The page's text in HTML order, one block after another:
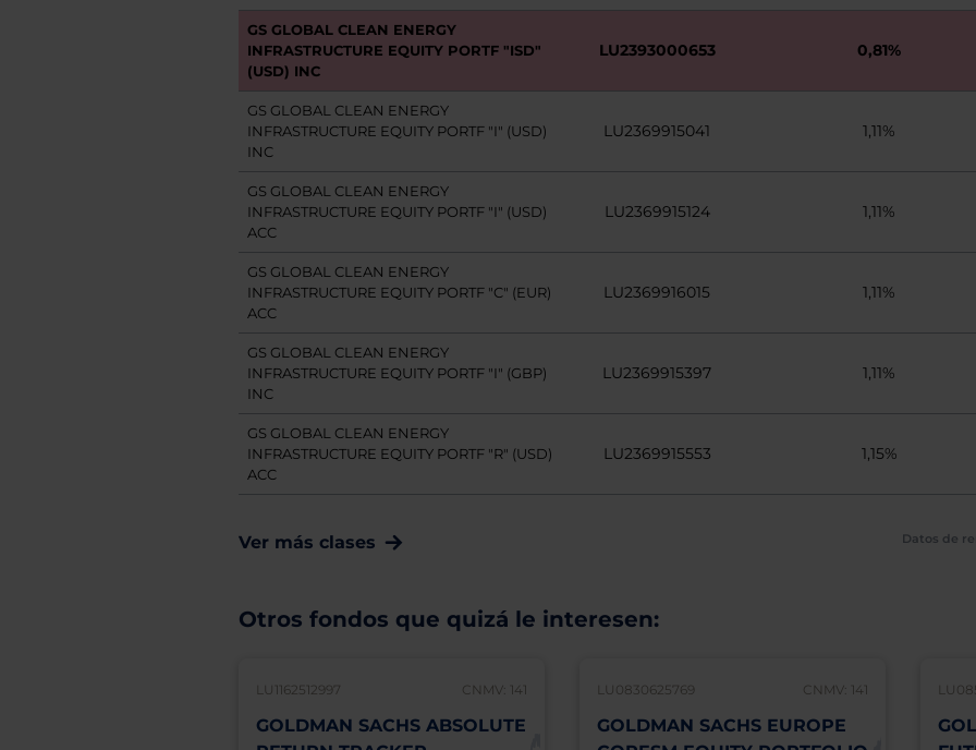
GS GLOBAL CLEAN ENERGY
INFRASTRUCTURE EQUITY PORTF "ISD"
(USD) INC
LU2393000653 0,81%
GS GLOBAL CLEAN ENERGY
INFRASTRUCTURE EQUITY PORTF "I" (USD)
INC
LU2369915041 1,11%
GS GLOBAL CLEAN ENERGY
INFRASTRUCTURE EQUITY PORTF "I" (USD)
ACC
LU2369915124 1,11%
GS GLOBAL CLEAN ENERGY
INFRASTRUCTURE EQUITY PORTF "C" (EUR)
ACC
LU2369916015 1,11%
GS GLOBAL CLEAN ENERGY
INFRASTRUCTURE EQUITY PORTF "I" (GBP)
INC
LU2369915397 1,11%
GS GLOBAL CLEAN ENERGY
INFRASTRUCTURE EQUITY PORTF "R" (USD)
ACC
LU2369915553 1,15%
Ver más clases Datos de
Otros fondos que quizá le interesen:
LU1162512997 CNMV: 141
GOLDMAN SACHS ABSOLUTE
LU0830625769 CNMV: 141
GOLDMAN SACHS EUROPE